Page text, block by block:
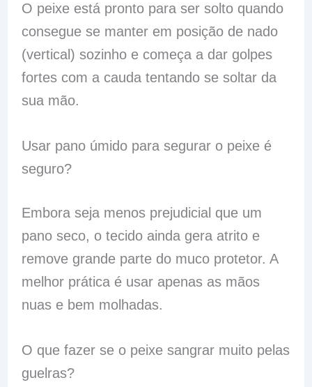
O peixe está pronto para ser solto quando
consegue se manter em posição de nado
(vertical) sozinho e começa a dar golpes
fortes com a cauda tentando se soltar da
sua mão.
Usar pano úmido para segurar o peixe é
seguro?
Embora seja menos prejudicial que um
pano seco, o tecido ainda gera atrito e
remove grande parte do muco protetor. A
melhor prática é usar apenas as mãos
nuas e bem molhadas.
O que fazer se o peixe sangrar muito pelas
guelras?